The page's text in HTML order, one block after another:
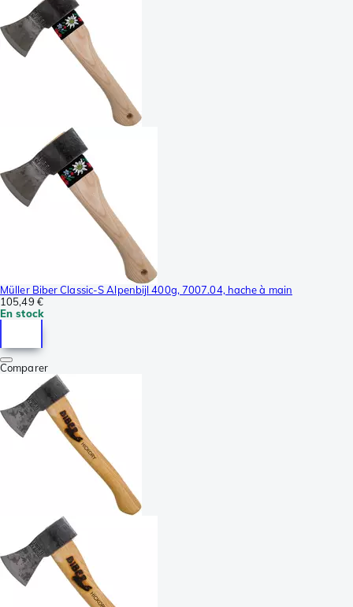
Müller Biber Classic-S Alpenbijl 400g, 7007.04, hache à main
105,49 €
En stock
Comparer